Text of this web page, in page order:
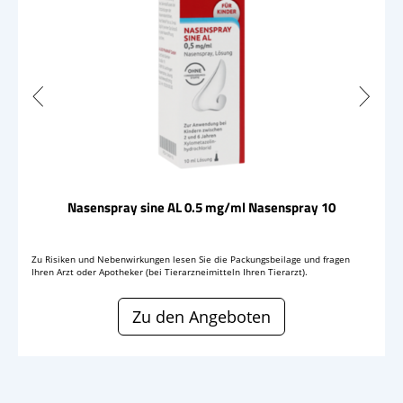
Nasenspray sine AL 0.5 mg/ml Nasenspray 10
Zu Risiken und Nebenwirkungen lesen Sie die Packungsbeilage und fragen
Ihren Arzt oder Apotheker (bei Tierarzneimitteln Ihren Tierarzt).
Zu den Angeboten